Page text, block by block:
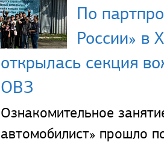
По
России» в
открылась секция
ОВЗ
Ознакомительное
автомобилист» прошло